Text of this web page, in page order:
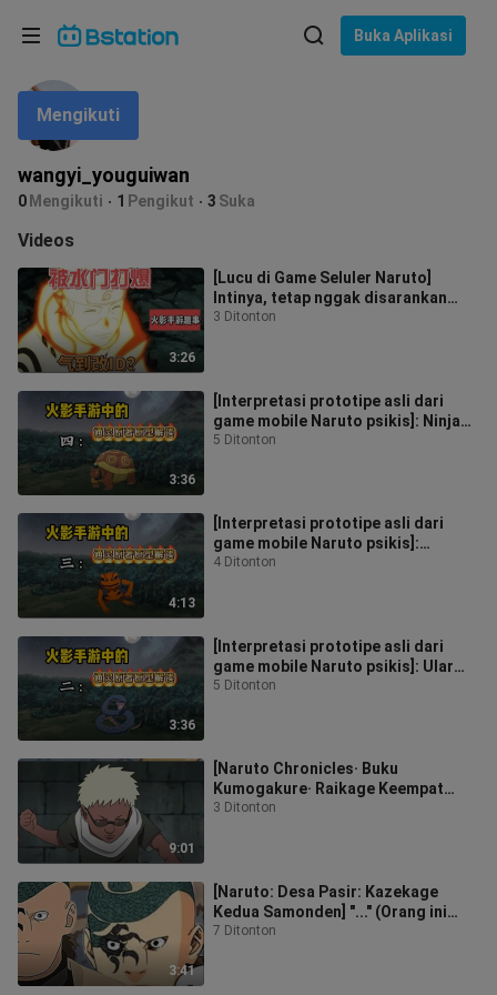
Buka Aplikasi
wangyi_youguiwan
0 Mengikuti 1 Pengikut 3 Suka
Mengikuti
Videos
3:26
[Lucu di Game Seluler Naruto]
Intinya, tetap nggak disarankan
kalian pake nama game kayak gini...
3 Ditonton
3:36
[Interpretasi prototipe asli dari
game mobile Naruto psikis]: Ninja
Turtles
5 Ditonton
4:13
[Interpretasi prototipe asli dari
game mobile Naruto psikis]:
Gamakichi
4 Ditonton
3:36
[Interpretasi prototipe asli dari
game mobile Naruto psikis]: Ular
Biru
5 Ditonton
9:01
[Naruto Chronicles· Buku
Kumogakure· Raikage Keempat
Aiden] "Kau pikir kau bisa
3 Ditonton
3:41
[Naruto: Desa Pasir: Kazekage
Kedua Samonden] "..." (Orang ini
tidak pernah berbicara dalam novel
7 Ditonton
Bahasa: Bahasa Indonesia
Pilih bahasa
English
ภาษาไทย
Tiếng Việt
Bahasa Melayu